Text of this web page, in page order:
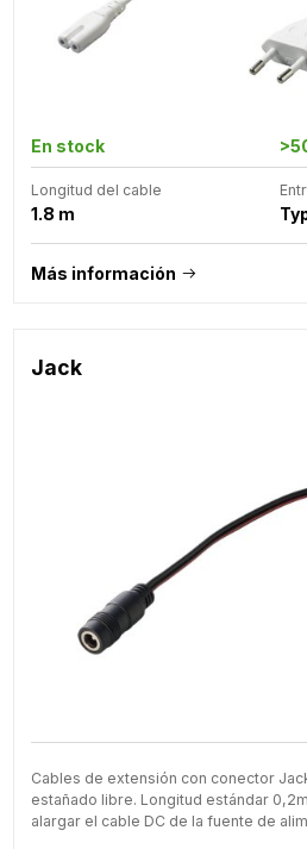
En stock
Longitud del cable
1.8 m
Más información
Jack
Cables de extensión con conector
estañado libre. Longitud estándar
alargar el cable DC de la fuente de